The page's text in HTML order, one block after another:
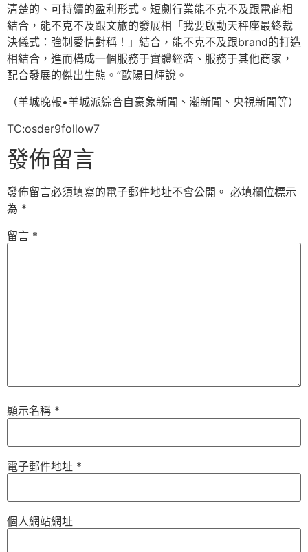
清楚的、可持續的盈利形式。短劇行業能不克不及跟電商相
結合，能不克不及跟文旅的發展相「我要啟動天秤座最終裁
決儀式：強制愛情對稱！」結合，能不克不及跟brand的打造
相結合，進而構成一個服務于實體經濟、服務于其他商家，
配合發展的傑出生態。”歐陽日輝說。
（羊城晚報•羊城派綜合自豪象新聞、潮新聞、央視新聞等）
TC:osder9follow7
發佈留言
發佈留言必須填寫的電子郵件地址不會公開。 必填欄位標示
為 *
留言 *
顯示名稱 *
電子郵件地址 *
個人網站網址